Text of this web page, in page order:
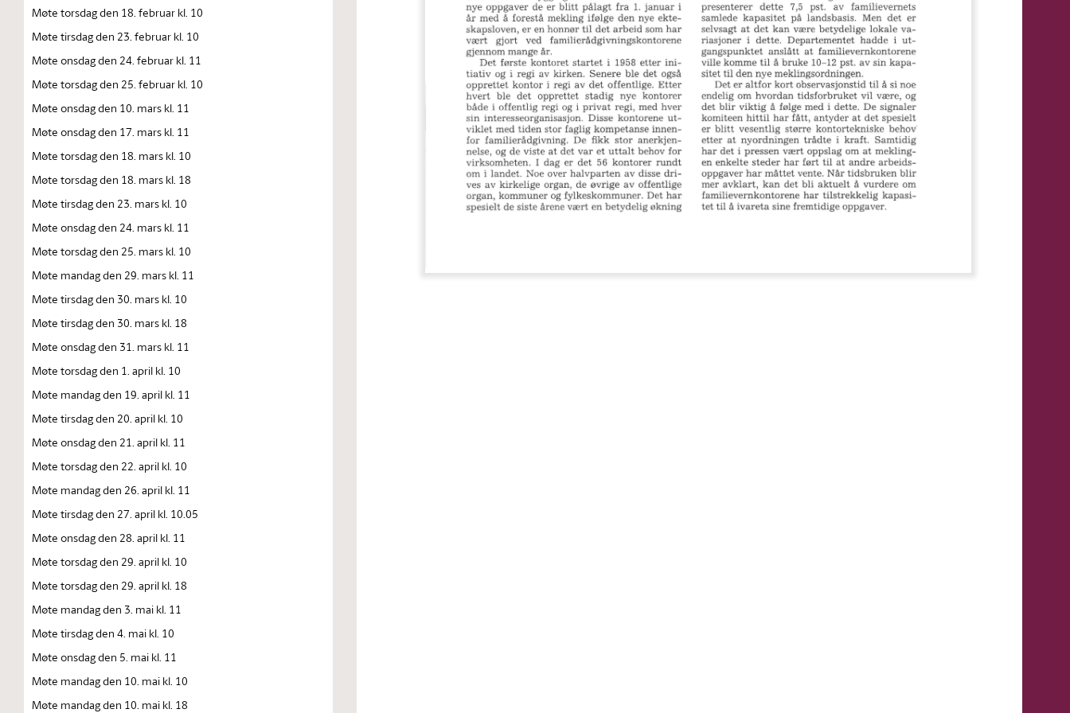
Møte torsdag den 18. februar kl. 10
Møte tirsdag den 23. februar kl. 10
Møte onsdag den 24. februar kl. 11
Møte torsdag den 25. februar kl. 10
Møte onsdag den 10. mars kl. 11
Møte onsdag den 17. mars kl. 11
Møte torsdag den 18. mars kl. 10
Møte torsdag den 18. mars kl. 18
Møte tirsdag den 23. mars kl. 10
Møte onsdag den 24. mars kl. 11
Møte torsdag den 25. mars kl. 10
Møte mandag den 29. mars kl. 11
Møte tirsdag den 30. mars kl. 10
Møte tirsdag den 30. mars kl. 18
Møte onsdag den 31. mars kl. 11
Møte torsdag den 1. april kl. 10
Møte mandag den 19. april kl. 11
Møte tirsdag den 20. april kl. 10
Møte onsdag den 21. april kl. 11
Møte torsdag den 22. april kl. 10
Møte mandag den 26. april kl. 11
Møte tirsdag den 27. april kl. 10.05
Møte onsdag den 28. april kl. 11
Møte torsdag den 29. april kl. 10
Møte torsdag den 29. april kl. 18
Møte mandag den 3. mai kl. 11
Møte tirsdag den 4. mai kl. 10
Møte onsdag den 5. mai kl. 11
Møte mandag den 10. mai kl. 10
Møte mandag den 10. mai kl. 18